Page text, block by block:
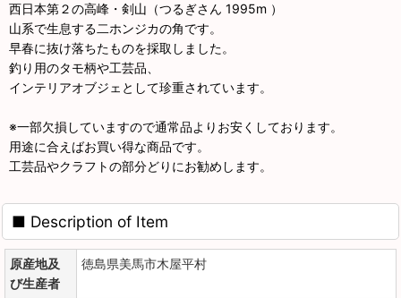
西日本第２の高峰・剣山（つるぎさん 1995m ）
山系で生息する二ホンジカの角です。
早春に抜け落ちたものを採取しました。
釣り用のタモ柄や工芸品、
インテリアオブジェとして珍重されています。
※一部欠損していますので通常品よりお安くしております。
用途に合えばお買い得な商品です。
工芸品やクラフトの部分どりにお勧めします。
■ Description of Item
原産地及
び生産者
徳島県美馬市木屋平村